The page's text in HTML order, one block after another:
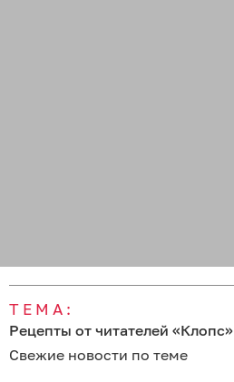
ТЕМА:
Рецепты от читателей «Клопс»
Свежие новости по теме